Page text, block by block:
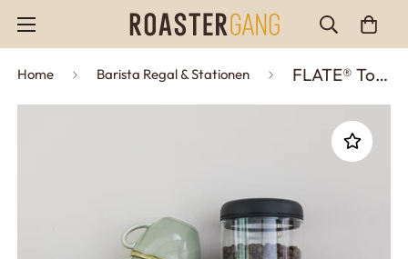
Home Barista Regal & Stationen FLATE® Towel Shelf